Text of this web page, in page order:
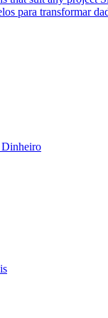
para transformar
Dinheiro